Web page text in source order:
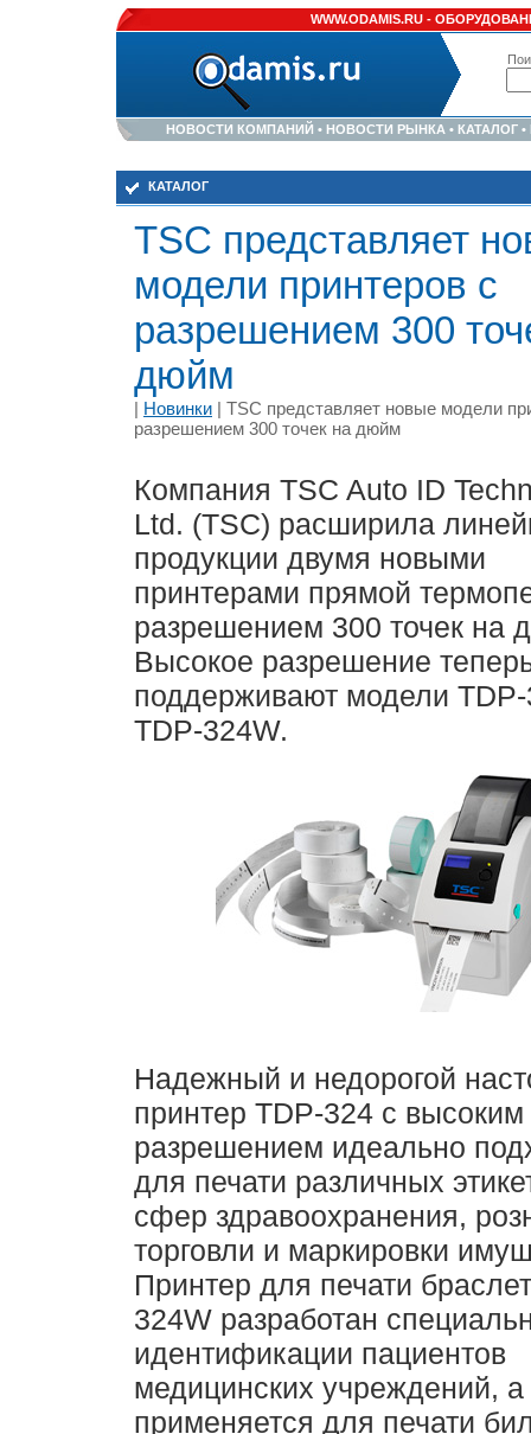
WWW.ODAMIS.RU -
НОВОСТИ КОМПАНИЙ • НОВОСТИ РЫНКА • КАТАЛОГ •
КАТАЛОГ
TSC представляет
модели принтеров с
разрешением 300
дюйм
| Новинки | TSC представляет новые модели
разрешением 300 точек на дюйм
Компания TSC Auto ID
Ltd. (TSC) расширила
продукции двумя новыми
принтерами прямой
разрешением 300 точек на
Высокое разрешение
поддерживают модели
TDP-324W.
Надежный и недорогой
принтер TDP-324 с высоким
разрешением идеально
для печати различных
сфер здравоохранения,
торговли и маркировки
Принтер для печати
324W разработан
идентификации пациентов
медицинских учреждений, а
применяется для печати